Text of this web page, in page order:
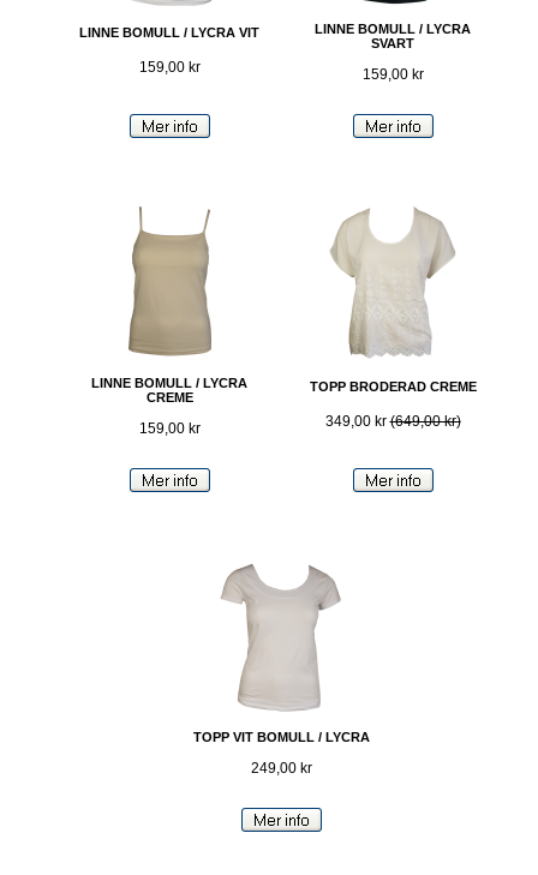
LINNE BOMULL / LYCRA VIT
159,00 kr
LINNE BOMULL / LYCRA
SVART
159,00 kr
LINNE BOMULL / LYCRA
CREME
159,00 kr
TOPP BRODERAD CREME
349,00 kr (649,00 kr)
TOPP VIT BOMULL / LYCRA
249,00 kr